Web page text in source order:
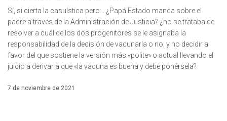
Sí, si cierta la casuística pero… ¿Papá Estado manda sobre el
padre a través de la Administración de Justicia? ¿no se trataba de
resolver a cuál de los dos progenitores se le asignaba la
responsabilidad de la decisión de vacunarla o no, y no decidir a
favor del que sostiene la versión más «polite» o actual llevando el
juicio a derivar a que «la vacuna es buena y debe ponérsela?
7 de noviembre de 2021